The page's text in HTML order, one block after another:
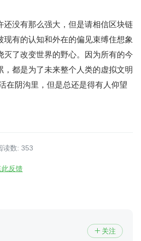
还没有那么强大，但是请相信区块链
现有的认知和外在的偏见束缚住想象
灭了改变世界的野心。因为所有的今
，都是为了未来整个人类的虚拟文明
在阴沟里，但是总还是得有人仰望
读数: 353
此反馈
 关注